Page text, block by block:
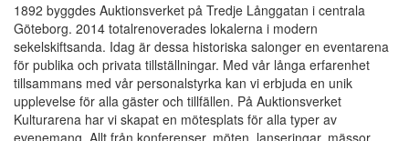
1892 byggdes Auktionsverket på Tredje Långgatan i centrala
Göteborg. 2014 totalrenoverades lokalerna i modern
sekelskiftsanda. Idag är dessa historiska salonger en eventarena
för publika och privata tillställningar. Med vår långa erfarenhet
tillsammans med vår personalstyrka kan vi erbjuda en unik
upplevelse för alla gäster och tillfällen. På Auktionsverket
Kulturarena har vi skapat en mötesplats för alla typer av